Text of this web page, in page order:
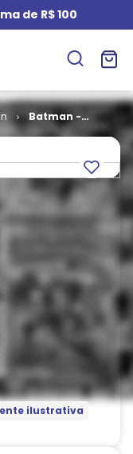
de R$ 100
Batman -
Cavaleiro das
ilustrativa